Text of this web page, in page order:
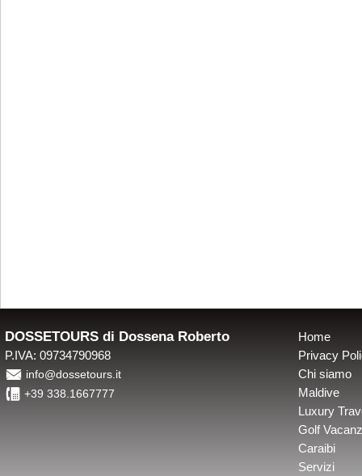
DOSSETOURS di Dossena Roberto
P.IVA: 09734790968
É info@dossetours.it
4 +39 338.1667777
Home
Privacy
Chi siamo
Maldive
Luxury
Golf
Caraibi
Servizi